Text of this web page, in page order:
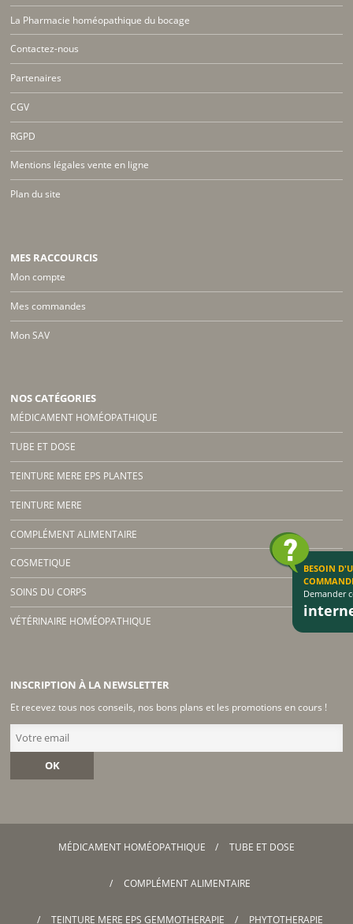
La Pharmacie homéopathique du bocage
Contactez-nous
Partenaires
CGV
RGPD
Mentions légales vente en ligne
Plan du site
MES RACCOURCIS
Mon compte
Mes commandes
Mon SAV
NOS CATÉGORIES
MÉDICAMENT HOMÉOPATHIQUE
TUBE ET DOSE
TEINTURE MERE EPS PLANTES
TEINTURE MERE
COMPLÉMENT ALIMENTAIRE
COSMETIQUE
SOINS DU CORPS
VÉTÉRINAIRE HOMÉOPATHIQUE
INSCRIPTION À LA NEWSLETTER
Et recevez tous nos conseils, nos bons plans et les promotions en cours !
OK
MÉDICAMENT HOMÉOPATHIQUE TUBE ET DOSE
COMPLÉMENT ALIMENTAIRE
TEINTURE MERE EPS GEMMOTHERAPIE PHYTOTHERAPIE
BESOIN
Demander